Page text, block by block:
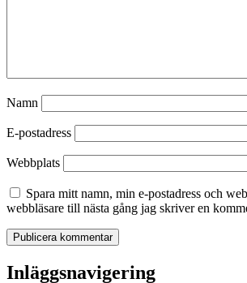
Namn
E-postadress
Webbplats
Spara mitt namn, min e-postadress och
webbläsare till nästa gång jag skriver en
Inläggsnavigering